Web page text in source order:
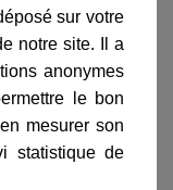
sur votre
notre site. Il a
anonymes
le bon
mesurer son
statistique de